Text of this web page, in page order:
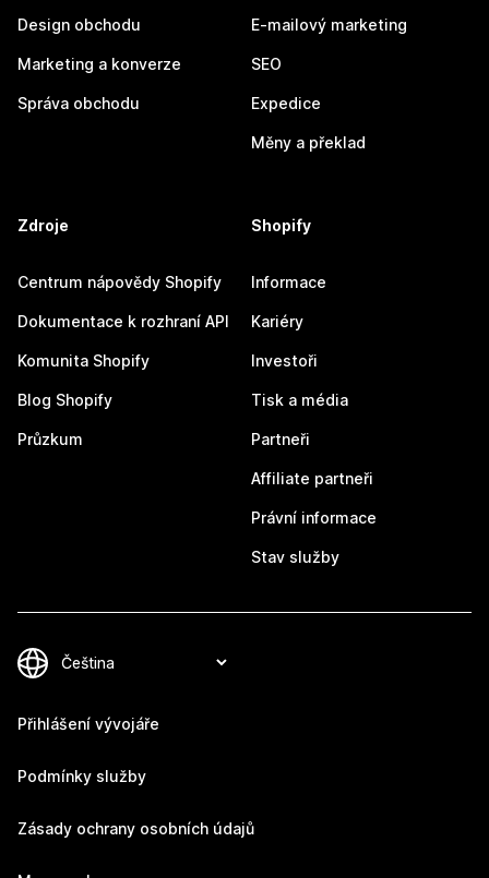
Design obchodu
Marketing a konverze
Správa obchodu
E-mailový marketing
SEO
Expedice
Měny a překlad
Zdroje
Centrum nápovědy Shopify
Dokumentace k rozhraní API
Komunita Shopify
Blog Shopify
Průzkum
Shopify
Informace
Kariéry
Investoři
Tisk a média
Partneři
Affiliate partneři
Právní informace
Stav služby
Přihlášení vývojáře
Podmínky služby
Zásady ochrany osobních údajů